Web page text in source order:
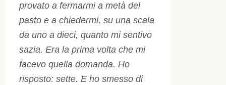
provato a fermarmi a metà del
pasto e a chiedermi, su una scala
da uno a dieci, quanto mi sentivo
sazia. Era la prima volta che mi
facevo quella domanda. Ho
risposto: sette. E ho smesso di